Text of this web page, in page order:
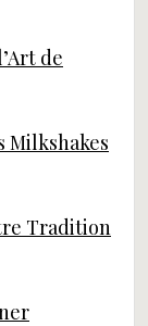
de
Milkshakes
Tradition